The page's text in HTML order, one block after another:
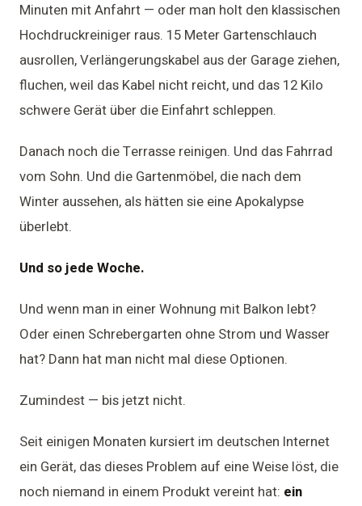
Minuten mit Anfahrt — oder man holt den klassischen
Hochdruckreiniger raus. 15 Meter Gartenschlauch
ausrollen, Verlängerungskabel aus der Garage ziehen,
fluchen, weil das Kabel nicht reicht, und das 12 Kilo
schwere Gerät über die Einfahrt schleppen.
Danach noch die Terrasse reinigen. Und das Fahrrad
vom Sohn. Und die Gartenmöbel, die nach dem
Winter aussehen, als hätten sie eine Apokalypse
überlebt.
Und so jede Woche.
Und wenn man in einer Wohnung mit Balkon lebt?
Oder einen Schrebergarten ohne Strom und Wasser
hat? Dann hat man nicht mal diese Optionen.
Zumindest — bis jetzt nicht.
Seit einigen Monaten kursiert im deutschen Internet
ein Gerät, das dieses Problem auf eine Weise löst, die
noch niemand in einem Produkt vereint hat: ein